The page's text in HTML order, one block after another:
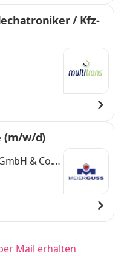
/ Kfz-
(m/w/d)
& Co.
Mail erhalten